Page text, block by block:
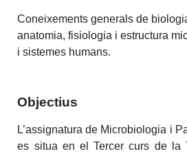
Coneixements generals de
anatomia, fisiologia i estructura
i sistemes humans.
Objectius
L’assignatura de Microbiologia i
es situa en el Tercer curs de la